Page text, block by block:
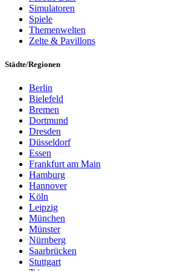
Simulatoren
Spiele
Themenwelten
Zelte & Pavillons
Städte/Regionen
Berlin
Bielefeld
Bremen
Dortmund
Dresden
Düsseldorf
Essen
Frankfurt am Main
Hamburg
Hannover
Köln
Leipzig
München
Münster
Nürnberg
Saarbrücken
Stuttgart